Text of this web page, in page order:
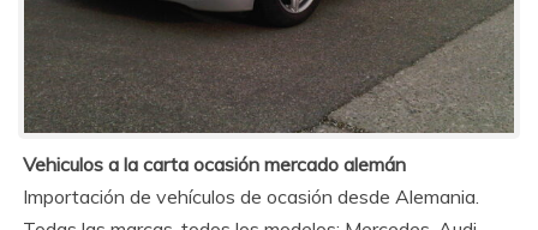
Vehiculos a la carta ocasión mercado alemán
Importación de vehículos de ocasión desde Alemania.